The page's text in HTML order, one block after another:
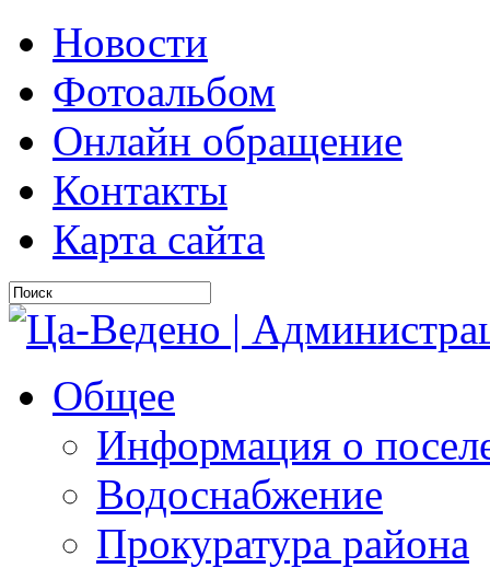
Новости
Фотоальбом
Онлайн обращение
Контакты
Карта сайта
Общее
Информация о
Водоснабжение
Прокуратура района